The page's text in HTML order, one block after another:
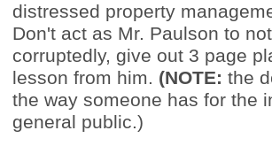
distressed property
Don't act as Mr. Paulson to
corruptedly, give out 3 page
lesson from him. (NOTE: the
the way someone has for the
general public.)